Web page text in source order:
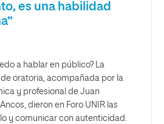
es una habilidad
a hablar en público? La
oratoria, acompañada por la
y profesional de Juan
dieron en Foro UNIR las
y comunicar con autenticidad.